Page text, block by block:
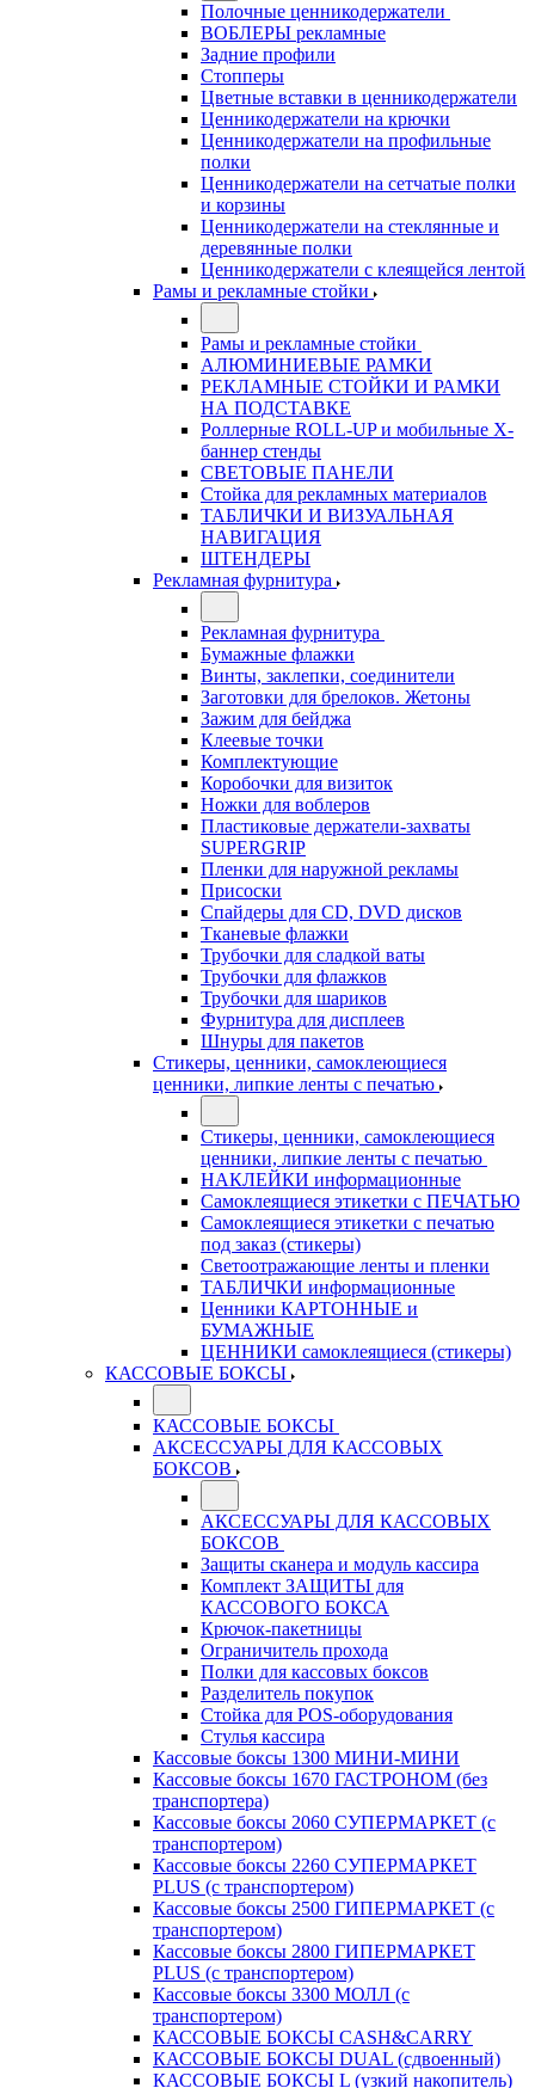
Полочные ценникодержатели
ВОБЛЕРЫ рекламные
Задние профили
Стопперы
Цветные вставки в ценникодержатели
Ценникодержатели на крючки
Ценникодержатели на профильные
полки
Ценникодержатели на сетчатые полки
и корзины
Ценникодержатели на стеклянные и
деревянные полки
Ценникодержатели с клеящейся лентой
Рамы и рекламные стойки
Рамы и рекламные стойки
АЛЮМИНИЕВЫЕ РАМКИ
РЕКЛАМНЫЕ СТОЙКИ И РАМКИ
НА ПОДСТАВКЕ
Роллерные ROLL-UP и мобильные X-
баннер стенды
СВЕТОВЫЕ ПАНЕЛИ
Стойка для рекламных материалов
ТАБЛИЧКИ И ВИЗУАЛЬНАЯ
НАВИГАЦИЯ
ШТЕНДЕРЫ
Рекламная фурнитура
Рекламная фурнитура
Бумажные флажки
Винты, заклепки, соединители
Заготовки для брелоков. Жетоны
Зажим для бейджа
Клеевые точки
Комплектующие
Коробочки для визиток
Ножки для воблеров
Пластиковые держатели-захваты
SUPERGRIP
Пленки для наружной рекламы
Присоски
Спайдеры для CD, DVD дисков
Тканевые флажки
Трубочки для сладкой ваты
Трубочки для флажков
Трубочки для шариков
Фурнитура для дисплеев
Шнуры для пакетов
Стикеры, ценники, самоклеющиеся
ценники, липкие ленты с печатью
Стикеры, ценники, самоклеющиеся
ценники, липкие ленты с печатью
НАКЛЕЙКИ информационные
Самоклеящиеся этикетки с ПЕЧАТЬЮ
Самоклеящиеся этикетки с печатью
под заказ (стикеры)
Светоотражающие ленты и пленки
ТАБЛИЧКИ информационные
Ценники КАРТОННЫЕ и
БУМАЖНЫЕ
ЦЕННИКИ самоклеящиеся (стикеры)
КАССОВЫЕ БОКСЫ
КАССОВЫЕ БОКСЫ
АКСЕССУАРЫ ДЛЯ КАССОВЫХ
БОКСОВ
АКСЕССУАРЫ ДЛЯ КАССОВЫХ
БОКСОВ
Защиты сканера и модуль кассира
Комплект ЗАЩИТЫ для
КАССОВОГО БОКСА
Крючок-пакетницы
Ограничитель прохода
Полки для кассовых боксов
Разделитель покупок
Стойка для POS-оборудования
Стулья кассира
Кассовые боксы 1300 МИНИ-МИНИ
Кассовые боксы 1670 ГАСТРОНОМ (без
транспортера)
Кассовые боксы 2060 СУПЕРМАРКЕТ (с
транспортером)
Кассовые боксы 2260 СУПЕРМАРКЕТ
PLUS (с транспортером)
Кассовые боксы 2500 ГИПЕРМАРКЕТ (с
транспортером)
Кассовые боксы 2800 ГИПЕРМАРКЕТ
PLUS (с транспортером)
Кассовые боксы 3300 МОЛЛ (с
транспортером)
КАССОВЫЕ БОКСЫ CASH&CARRY
КАССОВЫЕ БОКСЫ DUAL (сдвоенный)
КАССОВЫЕ БОКСЫ L (узкий накопитель)